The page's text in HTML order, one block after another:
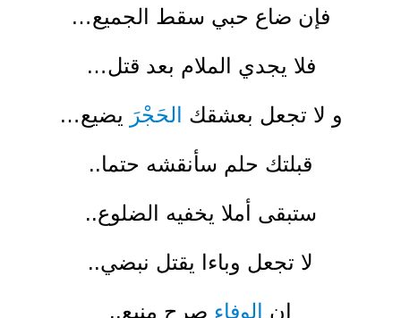
فإن ضاع حبي سقط الجميع…
فلا يجدي الملام بعد قتل…
و لا تجعل بعشقك الحَجْرَ يضيع…
قبلتك حلم سأنقشه حتما..
ستبقى أملا يخفيه الضلوع..
لا تجعل وباءا يقتل نبضي..
إن الوفاء صرح منيع..